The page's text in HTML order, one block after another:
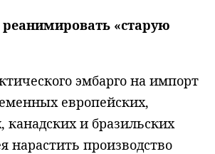
«старую
эмбарго на импорт
европейских,
канадских и бразильских
нарастить производство